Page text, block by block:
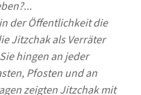
der Öffentlichkeit die
Jitzchak als Verräter
hingen an jeder
Pfosten und an
zeigten Jitzchak mit